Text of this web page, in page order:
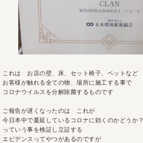
これは お店の壁、床、セット椅子、ベットなど
お客様が触れる全ての物、場所に施工する事で
コロナウイルスを分解除菌するものです
ご報告が遅くなったのは これが
今日本中で蔓延しているコロナに効くのかどうか？
っていう事を検証し立証する
エビデンスってやつがあるのですが